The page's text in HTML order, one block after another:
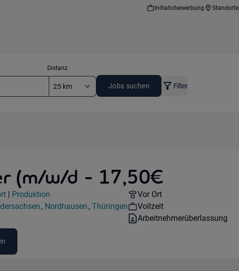
Initiativbewerbung Standorte
Distanz
Jobs suchen Filter
, 99734 Nordhausen
99734 Nordhausen , 99706 Sondershausen
(m/w/d - 17,50€
|
Industry:
Produktion
,
Standorte:
Nordhausen ,
Region:
Thüringen
Remote Option:
Vor Ort
Workhours:
Vollzeit
Vertragsart:
Arbeitnehmerüberlassung